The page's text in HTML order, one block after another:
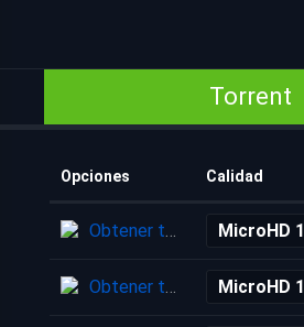
Torrent
Opciones Calidad
Obtener torrent MicroHD
Obtener torrent MicroHD